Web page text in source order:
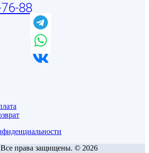
88
права защищены. © 2026